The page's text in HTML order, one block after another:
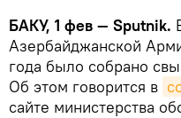
БАКУ, 1 фев — Sputnik.
Азербайджанской
года было собрано
Об этом говорится в
сайте министерства